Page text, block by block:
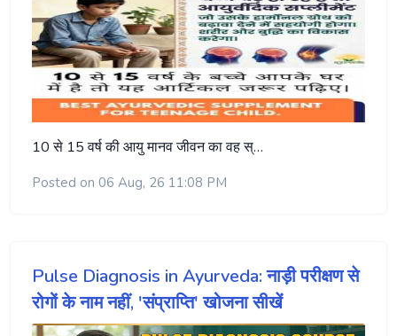
10 से 15 वर्ष की आयु मानव जीवन का वह स्…
Posted on 06 Aug, 26 11:08 PM
Pulse Diagnosis in Ayurveda: नाड़ी परीक्षण से
रोगों के नाम नहीं, 'संप्राप्ति' खोजना सीखें